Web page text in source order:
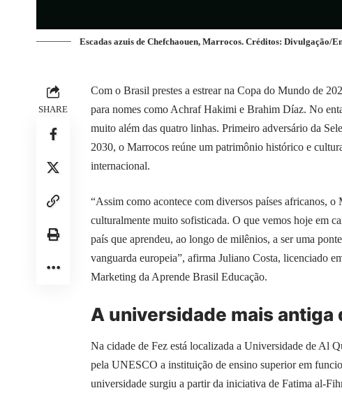
Escadas azuis de Chefchaouen, Marrocos. Créditos: Divulgação/
SHARE
Com o Brasil prestes a estrear na Copa do Mundo de
para nomes como Achraf Hakimi e Brahim Díaz. No
muito além das quatro linhas. Primeiro adversário da
2030, o Marrocos reúne um patrimônio histórico e
internacional.
“Assim como acontece com diversos países africanos,
culturalmente muito sofisticada. O que vemos hoje em
país que aprendeu, ao longo de milênios, a ser uma
vanguarda europeia”, afirma Juliano Costa, licenciado
Marketing da Aprende Brasil Educação.
A universidade mais antiga
Na cidade de Fez está localizada a Universidade de Al
pela UNESCO a instituição de ensino superior em
universidade surgiu a partir da iniciativa de Fatima al-